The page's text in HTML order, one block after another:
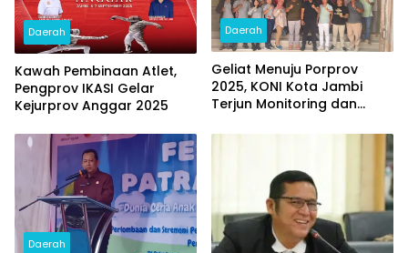
Daerah
Kawah Pembinaan Atlet,
Pengprov IKASI Gelar
Kejurprov Anggar 2025
Daerah
Geliat Menuju Porprov
2025, KONI Kota Jambi
Terjun Monitoring dan
Daerah